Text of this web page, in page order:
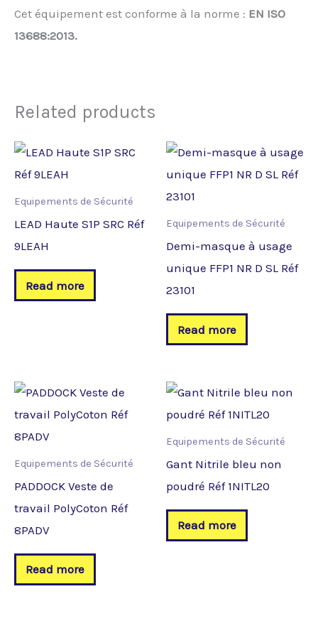
Cet équipement est conforme à la norme : EN ISO
13688:2013.
Related products
Equipements de Sécurité
LEAD Haute S1P SRC Réf
9LEAH
Read more
Equipements de Sécurité
Demi-masque à usage
unique FFP1 NR D SL Réf
23101
Read more
Equipements de Sécurité
PADDOCK Veste de
travail PolyCoton Réf
8PADV
Read more
Equipements de Sécurité
Gant Nitrile bleu non
poudré Réf 1NITL20
Read more